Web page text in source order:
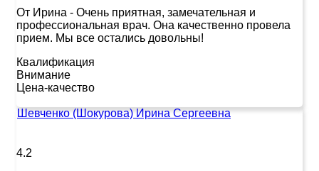
От Ирина - Очень приятная, замечательная и
профессиональная врач. Она качественно провела
прием. Мы все остались довольны!
Квалификация
Внимание
Цена-качество
Шевченко (Шокурова) Ирина Сергеевна
4.2